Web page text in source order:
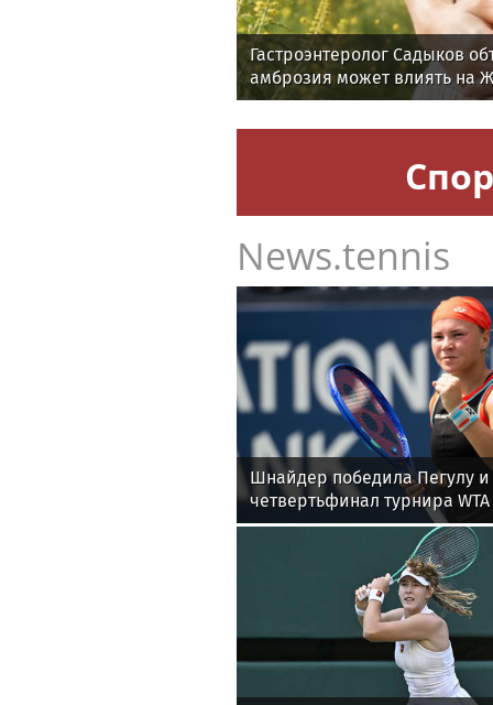
Гастроэнтеролог Садыков
амброзия может влиять на
News.tennis
Шнайдер победила Пегулу
четвертьфинал турнира